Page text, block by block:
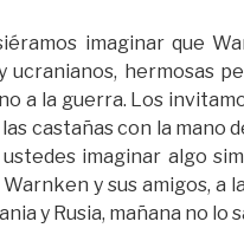
imaginar que
hermosas
a la guerra. Los
castañas con la mano
imaginar algo
y sus amigos, a
y Rusia, mañana no lo